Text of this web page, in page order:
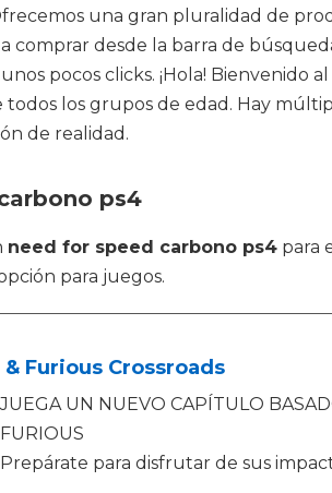
una gran pluralidad de
comprar desde la barra de
pocos clicks. ¡Hola!
los grupos de edad. Hay
de realidad.
ps4
need for speed carbono ps4 para
para juegos.
& Furious Crossroads
JUEGA UN NUEVO CAPÍTULO
FURIOUS
Prepárate para disfrutar de sus